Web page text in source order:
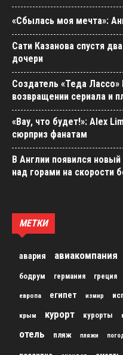
«Сбылась моя мечта»:
Сати Казанова спустя
дочери
Создатель «Теда Лассо»
возвращении сериала и
«Вау, что будет!»: Alex
сюрприз фанатам
В Англии появился
над горами на скорости
МЕТКИ
авария авиакомпания
бодрум германия греция
европа египет измир
крым курорт курорты
отель
пляж пляжи